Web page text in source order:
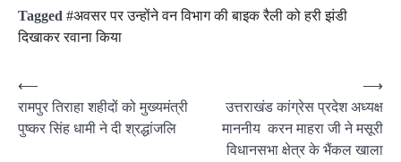
Tagged #अवसर पर उन्होंने वन विभाग की बाइक रैली को हरी झंडी
दिखाकर रवाना किया
Post
navigation
⟵
रामपुर तिराहा शहीदों को मुख्यमंत्री
पुष्कर सिंह धामी ने दी श्रद्धांजलि
उत्तराखंड कांग्रेस प्रदेश अध्यक्ष
माननीय करन माहरा जी ने मसूरी
विधानसभा क्षेत्र के भैंकल खाला
⟶